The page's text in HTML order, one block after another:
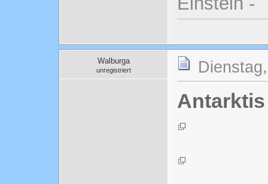
Walburga
unregistriert
Antarktis